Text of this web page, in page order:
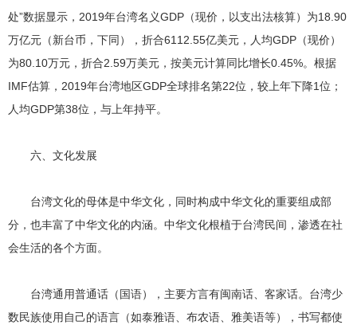
处”数据显示，2019年台湾名义GDP（现价，以支出法核算）为18.90
万亿元（新台币，下同），折合6112.55亿美元，人均GDP（现价）
为80.10万元，折合2.59万美元，按美元计算同比增长0.45%。根据
IMF估算，2019年台湾地区GDP全球排名第22位，较上年下降1位；
人均GDP第38位，与上年持平。
六、文化发展
台湾文化的母体是中华文化，同时构成中华文化的重要组成部
分，也丰富了中华文化的内涵。中华文化根植于台湾民间，渗透在社
会生活的各个方面。
台湾通用普通话（国语），主要方言有闽南话、客家话。台湾少
数民族使用自己的语言（如泰雅语、布农语、雅美语等），书写都使